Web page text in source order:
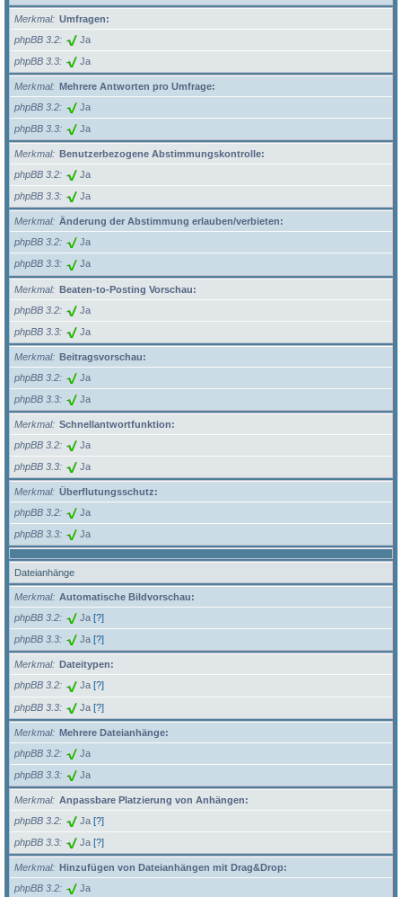
Merkmal
Umfragen:
phpBB 3.2
Ja
phpBB 3.3 Ja
Merkmal
Mehrere Antworten pro Umfrage:
phpBB 3.2
Ja
phpBB 3.3 Ja
Merkmal
Benutzerbezogene Abstimmungskontrolle:
phpBB 3.2
Ja
phpBB 3.3 Ja
Merkmal
Änderung der Abstimmung erlauben/verbieten:
phpBB 3.2
Ja
phpBB 3.3 Ja
Merkmal
Beaten-to-Posting Vorschau:
phpBB 3.2
Ja
phpBB 3.3 Ja
Merkmal
Beitragsvorschau:
phpBB 3.2
Ja
phpBB 3.3 Ja
Merkmal
Schnellantwortfunktion:
phpBB 3.2
Ja
phpBB 3.3 Ja
Merkmal
Überflutungsschutz:
phpBB 3.2
Ja
phpBB 3.3 Ja
Dateianhänge
Merkmal
Automatische Bildvorschau:
phpBB 3.2
Ja [?]
phpBB 3.3 Ja [?]
Merkmal
Dateitypen:
phpBB 3.2
Ja [?]
phpBB 3.3 Ja [?]
Merkmal
Mehrere Dateianhänge:
phpBB 3.2
Ja
phpBB 3.3 Ja
Merkmal
Anpassbare Platzierung von Anhängen:
phpBB 3.2
Ja [?]
phpBB 3.3 Ja [?]
Merkmal
Hinzufügen von Dateianhängen mit Drag&Drop:
phpBB 3.2
Ja